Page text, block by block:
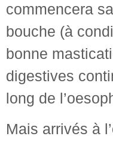
commencera
bouche (à
bonne
digestives
long de
Mais arrivés à